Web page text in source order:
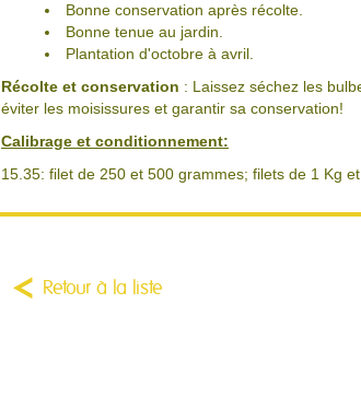
Bonne conservation après récolte.
Bonne tenue au jardin.
Plantation d'octobre à avril.
Récolte et conservation : Laissez séchez les
éviter les moisissures et garantir sa conservation!
Calibrage et conditionnement:
15.35: filet de 250 et 500 grammes; filets de 1 Kg et
Retour à la liste